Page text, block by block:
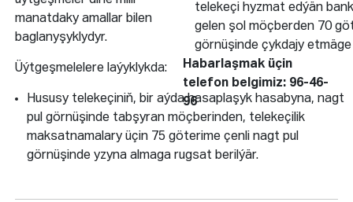
manatdaky amallar bilen
baglanyşyklydyr.
Üýtgeşmelelere laýyklykda:
Hususy telekeçiniň, bir aýda hasaplaşyk hasabyna, nagt
pul görnüşinde tabşyran möçberinden, telekeçilik
maksatnamalary üçin 75 göterime çenli nagt pul
görnüşinde yzyna almaga rugsat berilýär.
telekeçi hyzmat edýän
gelen şol möçberden 70
görnüşinde çykdajy
Habarlaşmak üçin
telefon belgimiz: 96-46-
96